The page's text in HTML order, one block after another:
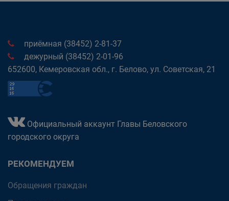
приёмная (38452) 2-81-37
дежурный (38452) 2-01-96
652600, Кемеровская обл., г. Белово, ул. Советская, 21
Официальный аккаунт Главы Беловского
городского округа
РЕКОМЕНДУЕМ
Обращения граждан